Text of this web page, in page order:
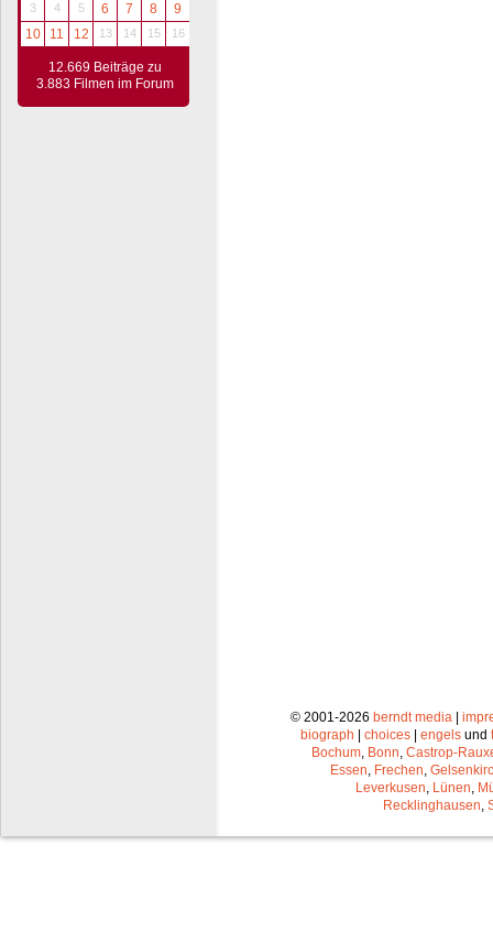
3
4 5 6 7 8
9
10
11 12 13 14 15 16
12.669 Beiträge zu
3.883 Filmen im Forum
© 2001-2026 berndt media |
biograph | choices | engels und
Bochum Bonn Castrop-
Essen Frechen
Leverkusen Lünen
Recklinghausen